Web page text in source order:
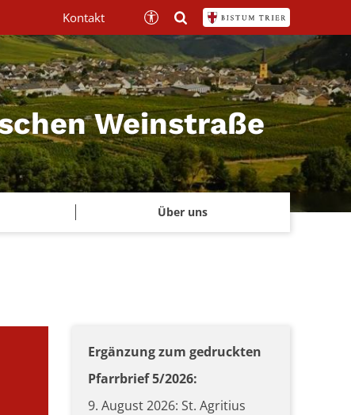
Weinstraße
Über uns
Kontakt
Ergänzung zum gedruckten
Pfarrbrief 5/2026:
9. August 2026: St. Agritius